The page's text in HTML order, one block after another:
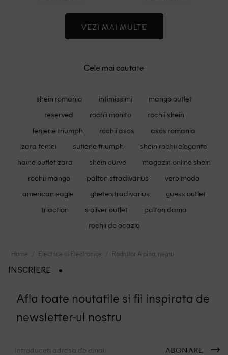
VEZI MAI MULTE
Cele mai cautate
shein romania intimissimi
mango outlet
reserved
rochii mohito
rochii shein
lenjerie triumph
rochii asos
asos romania
zara femei
sutiene triumph
shein rochii elegante
haine outlet zara
shein curve
magazin online shein
rochii mango
palton stradivarius
vero moda
american eagle
ghete stradivarius
guess outlet
triaction
s oliver outlet
palton dama
rochii de ocazie
Home Electrice si Electronice Radiator Alpina, negru
INSCRIERE
Afla toate noutatile si fii inspirata de
newsletter-ul nostru
ABONARE